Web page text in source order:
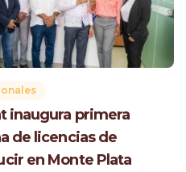
inaugura primera
de licencias de
en Monte Plata